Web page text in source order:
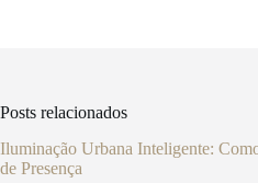
Posts relacionados
Iluminação Urbana Inteligente:
de Presença